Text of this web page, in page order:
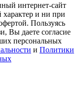
интернет-сайт
и ни при
Пользуясь
Вы даете согласие
персональных
и Политики